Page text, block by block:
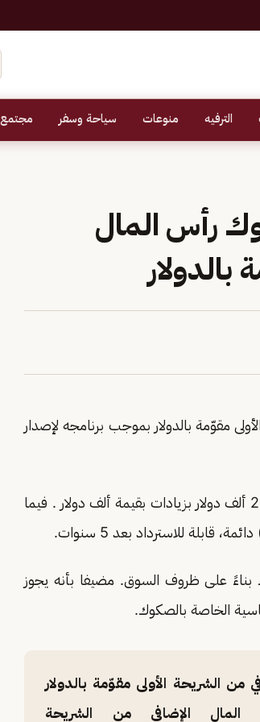
الترفيه منوعات سياحة وسفر مجتمع
رأس المال
مقوّمة بالدولار بموجب برنامجه لإصدار
"، أن الحد الأدنى للاكتتاب 200 ألف دولار بزيادات بقيمة ألف دولار . فيما
على ظروف السوق. مضيفا بأنه يجوز
الخاصة بالصكوك.
الشريحة الأولى مقوّمة بالدولار
الإضافي من الشريحة